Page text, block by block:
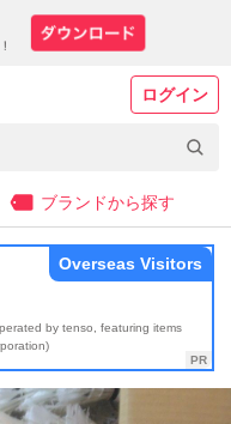
ログイン
ブランドから探す
by tenso, featuring items
Overseas Visitors